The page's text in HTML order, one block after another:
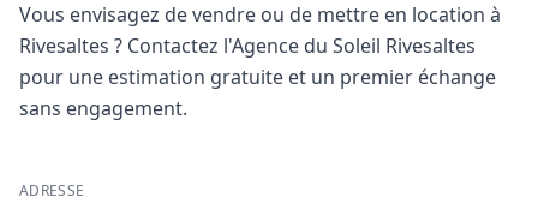
Vous envisagez de vendre ou de mettre en location à
Rivesaltes ? Contactez l'Agence du Soleil Rivesaltes
pour une estimation gratuite et un premier échange
sans engagement.
ADRESSE